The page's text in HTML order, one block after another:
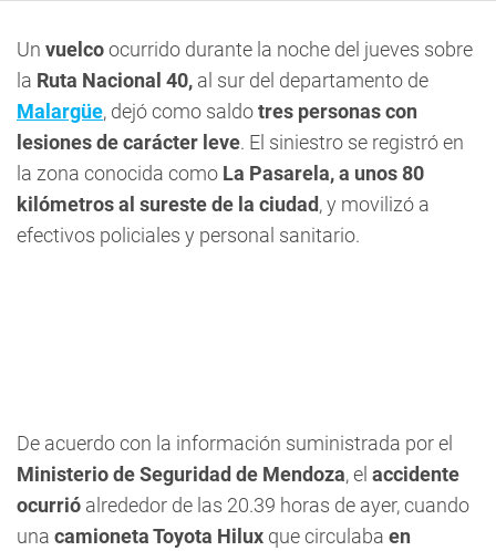
Un vuelcoocurrido durante la noche del jueves sobre
la Ruta Nacional 40, al sur del departamento de
Malargüe, dejó como saldotres personas con
lesiones de carácter leve. El siniestro se registró en
la zona conocida como La Pasarela, a unos 80
kilómetros al sureste de la ciudad, y movilizó a
efectivos policiales y personal sanitario.
De acuerdo con la información suministrada por el
Ministerio de Seguridad de Mendoza, el accidente
ocurrió alrededor de las 20.39 horas de ayer, cuando
una camioneta Toyota Hilux que circulaba en